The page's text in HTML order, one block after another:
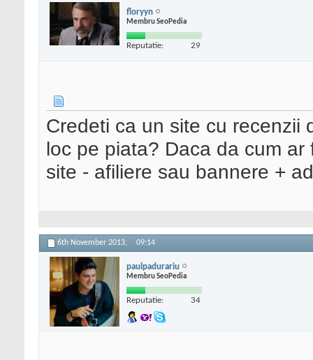
floryyn
Membru SeoPedia
Reputatie: 29
Credeti ca un site cu recenzii
loc pe piata? Daca da cum
site - afiliere sau bannere +
6th November 2013, 09:14
paulpadurariu
Membru SeoPedia
Reputatie: 34